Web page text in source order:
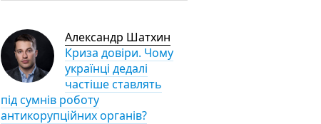
Александр Шатхин
Криза довіри. Чому
українці дедалі
частіше ставлять
під сумнів роботу
антикорупційних органів?